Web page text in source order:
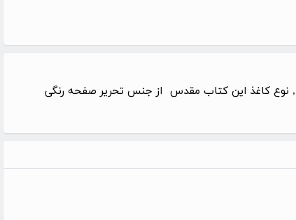
, نوع کاغذ این کتاب مقدس از جنس تحریر صفحه رنگی